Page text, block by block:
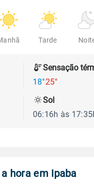
Tarde
18°25°
Sol
06:16h às
hora em Ipaba